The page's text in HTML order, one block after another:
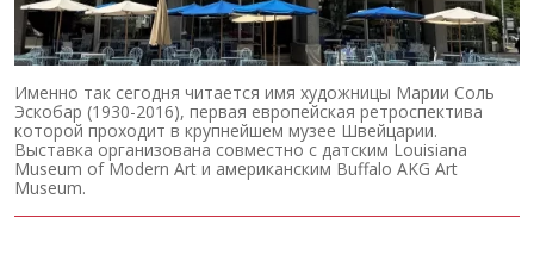
Именно так сегодня читается имя художницы Марии Соль
Эскобар (1930-2016), первая европейская ретроспектива
которой проходит в крупнейшем музее Швейцарии.
Выставка организована совместно с датским Louisiana
Museum of Modern Art и американским Buffalo AKG Art
Museum.